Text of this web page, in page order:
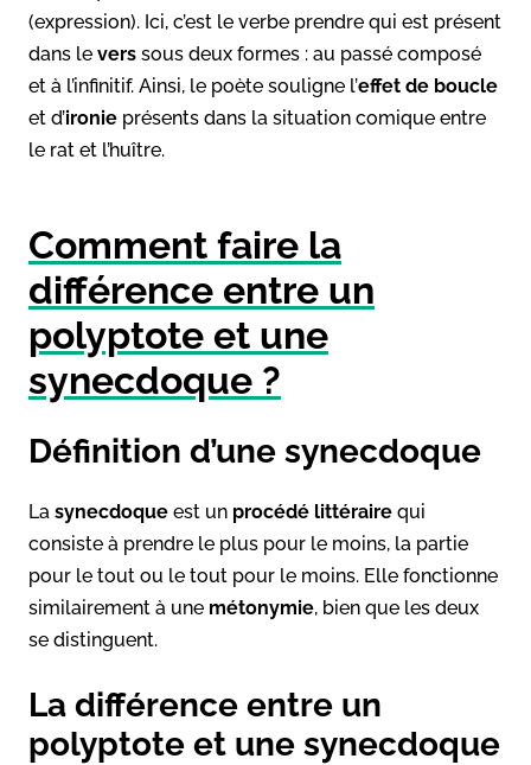
(expression). Ici, c’est le verbe prendre qui est présent
dans le vers sous deux formes : au passé composé
et à l’infinitif. Ainsi, le poète souligne l’effet de boucle
et d’ironie présents dans la situation comique entre
le rat et l’huître.
Comment faire la
différence entre un
polyptote et une
synecdoque ?
Définition d’une synecdoque
La synecdoque est un procédé littéraire qui
consiste à prendre le plus pour le moins, la partie
pour le tout ou le tout pour le moins. Elle fonctionne
similairement à une métonymie, bien que les deux
se distinguent.
La différence entre un
polyptote et une synecdoque